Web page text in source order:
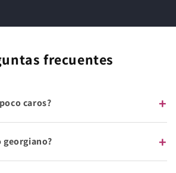
frecuentes
caros? +
georgiano? +